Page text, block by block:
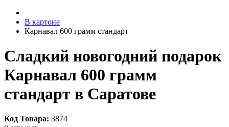
В картоне
Карнавал 600 грамм стандарт
Сладкий новогодний подарок
Карнавал 600 грамм
стандарт в Саратове
Код Товара: 3874